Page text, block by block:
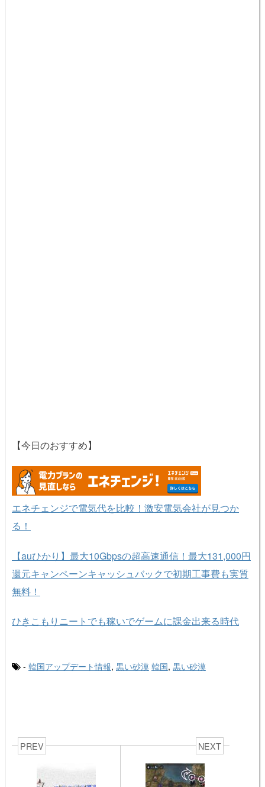
【今日のおすすめ】
エネチェンジで電気代を比較！激安電気会社が見つか
る！
【auひかり】最大10Gbpsの超高速通信！最大131,000円
還元キャンペーンキャッシュバックで初期工事費も実質
無料！
ひきこもりニートでも稼いでゲームに課金出来る時代
- 韓国アップデート情報, 黒い砂漠 韓国, 黒い砂漠
PREV NEXT